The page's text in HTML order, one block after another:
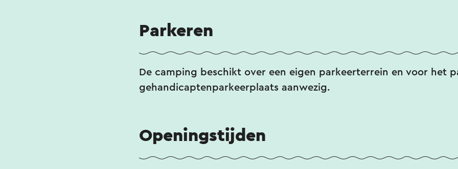
Parkeren
De camping beschikt over een eigen parkeerterrein en voor het
gehandicaptenparkeerplaats aanwezig.
Openingstijden